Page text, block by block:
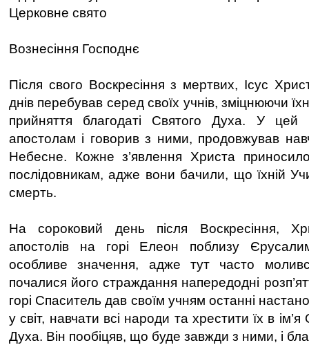
Церковне свято
Вознесіння Господнє
Після свого Воскресіння з мертвих, Ісус
днів перебував серед своїх учнів, зміцнюючи
прийняття благодаті Святого Духа. У цей
апостолам і говорив з ними, продовжував
Небесне. Кожне з’явлення Христа
послідовникам, адже вони бачили, що їхній
смерть.
На сороковий день після Воскресіння,
апостолів на горі Елеон поблизу
особливе значення, адже тут часто
почалися його страждання напередодні
горі Спаситель дав своїм учням останні
у світ, навчати всі народи та хрестити їх в
Духа. Він пообіцяв, що буде завжди з ними, і